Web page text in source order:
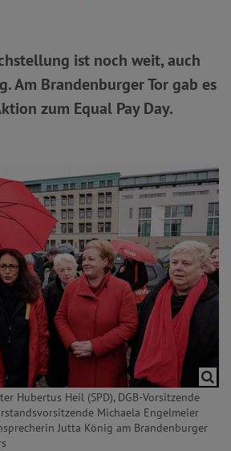
ist noch weit, auch
Am Brandenburger Tor gab es
zum Equal Pay Day.
Hubertus Heil (SPD), DGB-Vorsitzende
Michaela Engelmeier
Jutta König am Brandenburger